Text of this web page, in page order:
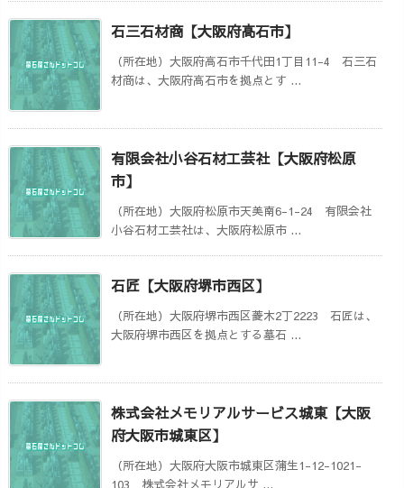
石三石材商【大阪府高石市】
（所在地）大阪府高石市千代田1丁目11-4 石三石
材商は、大阪府高石市を拠点とす ...
有限会社小谷石材工芸社【大阪府松原
市】
（所在地）大阪府松原市天美南6-1-24 有限会社
小谷石材工芸社は、大阪府松原市 ...
石匠【大阪府堺市西区】
（所在地）大阪府堺市西区菱木2丁2223 石匠は、
大阪府堺市西区を拠点とする墓石 ...
株式会社メモリアルサービス城東【大阪
府大阪市城東区】
（所在地）大阪府大阪市城東区蒲生1-12-1021-
103 株式会社メモリアルサ ...